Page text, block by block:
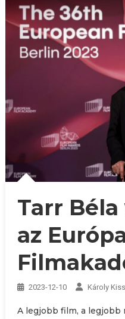
Tarr
az
2023-12-10 Károly Kiss
A legjobb film, a legjobb